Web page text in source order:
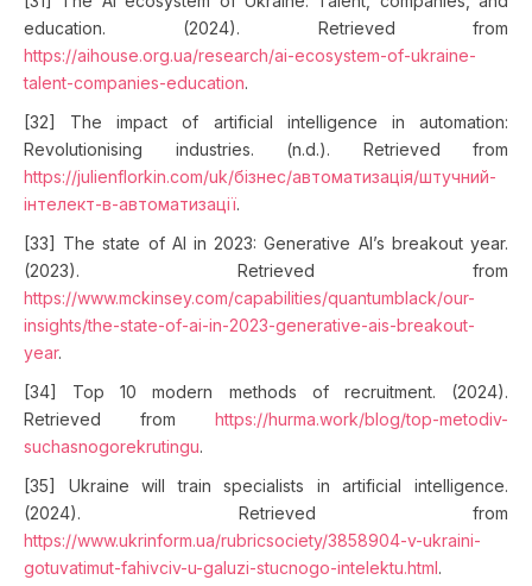
education. (2024). Retrieved from
https://aihouse.org.ua/research/ai-ecosystem-of-ukraine-
talent-companies-education.
[32] The impact of artificial intelligence in automation:
Revolutionising industries. (n.d.). Retrieved from
https://julienflorkin.com/uk/бізнес/автоматизація/штучний-
інтелект-в-автоматизації.
[33] The state of AI in 2023: Generative AI’s breakout year.
(2023). Retrieved from
https://www.mckinsey.com/capabilities/quantumblack/our-
insights/the-state-of-ai-in-2023-generative-ais-breakout-
year.
[34] Top 10 modern methods of recruitment. (2024).
Retrieved from https://hurma.work/blog/top-metodiv-
suchasnogorekrutingu.
[35] Ukraine will train specialists in artificial intelligence.
(2024). Retrieved from
https://www.ukrinform.ua/rubricsociety/3858904-v-ukraini-
gotuvatimut-fahivciv-u-galuzi-stucnogo-intelektu.html.